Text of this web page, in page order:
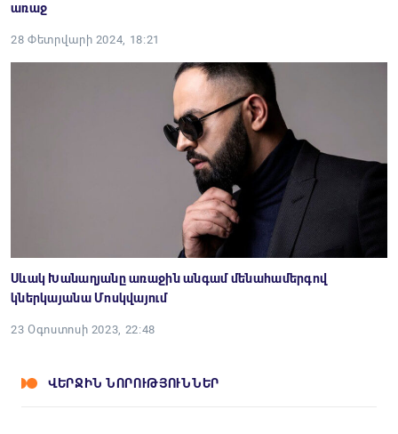
առաջ
28 Փետրվարի 2024, 18:21
Սևակ Խանաղյանը առաջին անգամ մենահամերգով
կներկայանա Մոսկվայում
23 Օգոստոսի 2023, 22:48
ՎԵՐՋԻՆ ՆՈՐՈՒԹՅՈՒՆՆԵՐ